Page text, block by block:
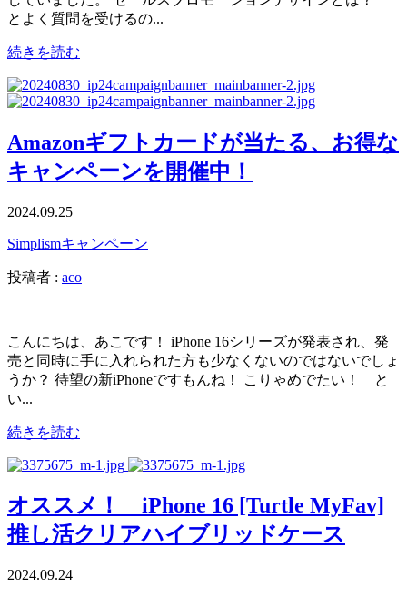
とよく質問を受けるの...
続きを読む
Amazonギフトカードが当たる、お得な
キャンペーンを開催中！
2024.09.25
Simplismキャンペーン
投稿者 : aco
こんにちは、あこです！ iPhone 16シリーズが発表され、発
売と同時に手に入れられた方も少なくないのではないでしょ
うか？ 待望の新iPhoneですもんね！ こりゃめでたい！ と
い...
続きを読む
オススメ！ iPhone 16 [Turtle MyFav]
推し活クリアハイブリッドケース
2024.09.24